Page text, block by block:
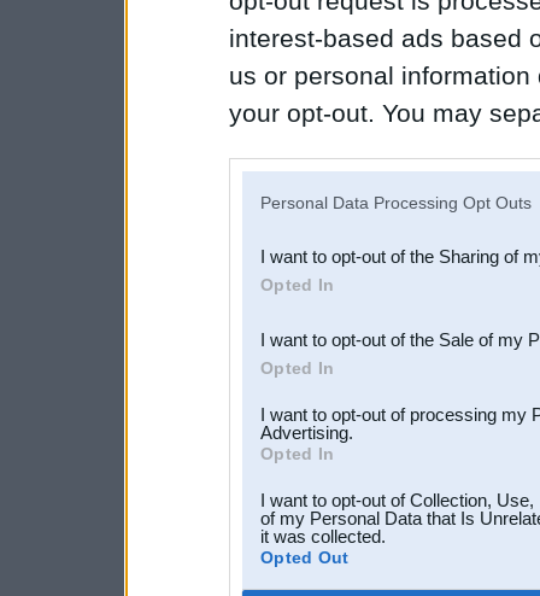
interest-based ads based
us or personal
your opt-out. You may
Downstream Participants
third parties.
Personal Data Processing Opt Outs
I want to opt-out of the Sharing of
Opted In
I want to opt-out of the Sale of my
Opted In
I want to opt-out of processing my
Advertising.
Opted In
I want to opt-out of Collection,
of my Personal Data that Is
it was collected.
Opted Out